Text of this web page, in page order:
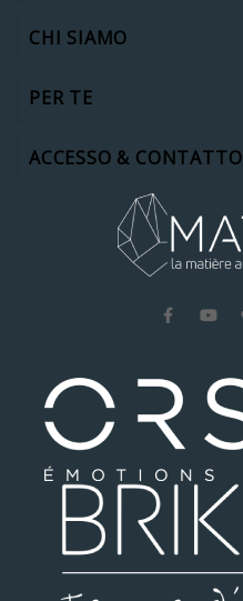
CHI SIAMO
PER TE
ACCESSO & CONTATTO